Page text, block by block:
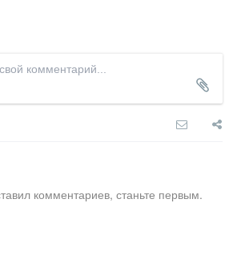
комментариев, станьте первым.